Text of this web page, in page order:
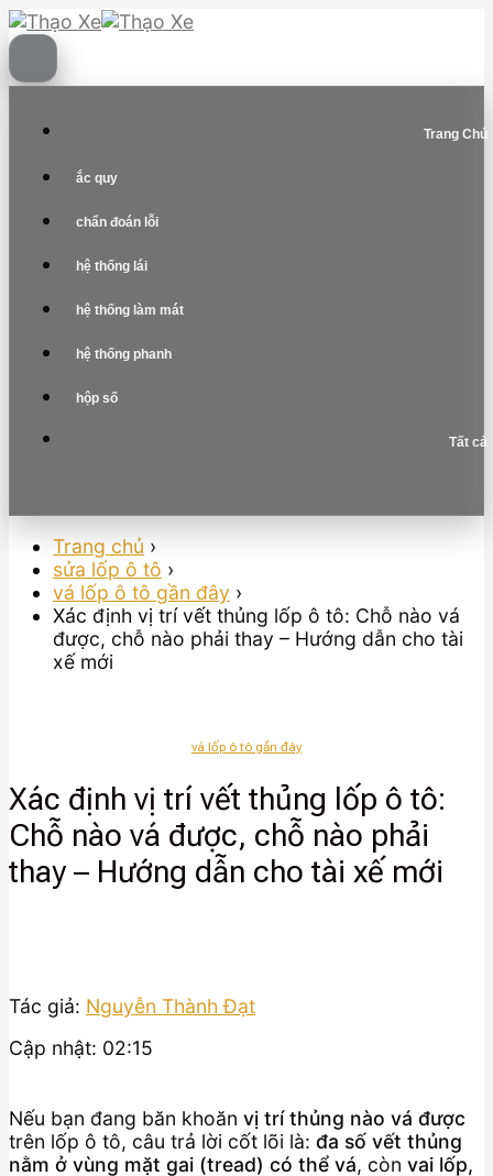
Skip
to
content
Trang Chủ
ắc quy
chẩn đoán lỗi
hệ thống lái
hệ thống làm mát
hệ thống phanh
hộp số
Tất cả
Trang chủ ›
sửa lốp ô tô ›
vá lốp ô tô gần đây ›
Xác định vị trí vết thủng lốp ô tô: Chỗ nào vá
được, chỗ nào phải thay – Hướng dẫn cho tài
xế mới
vá lốp ô tô gần đây
Xác định vị trí vết thủng lốp ô tô:
Chỗ nào vá được, chỗ nào phải
thay – Hướng dẫn cho tài xế mới
Tác giả: Nguyễn Thành Đạt
Cập nhật: 02:15
Nếu bạn đang băn khoăn vị trí thủng nào vá được
trên lốp ô tô, câu trả lời cốt lõi là: đa số vết thủng
nằm ở vùng mặt gai (tread) có thể vá, còn vai lốp,